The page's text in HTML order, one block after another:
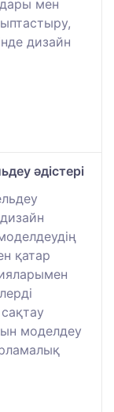
мен
дизайн
әдістері
қатар
моделдеу